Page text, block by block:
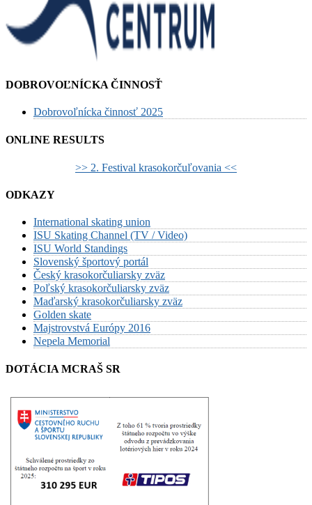
DOBROVOĽNÍCKA ČINNOSŤ
Dobrovoľnícka činnosť 2025
ONLINE RESULTS
>> 2. Festival krasokorčuľovania <<
ODKAZY
International skating union
ISU Skating Channel (TV / Video)
ISU World Standings
Slovenský športový portál
Český krasokorčuliarsky zväz
Poľský krasokorčuliarsky zväz
Maďarský krasokorčuliarsky zväz
Golden skate
Majstrovstvá Európy 2016
Nepela Memorial
DOTÁCIA MCRAŠ SR